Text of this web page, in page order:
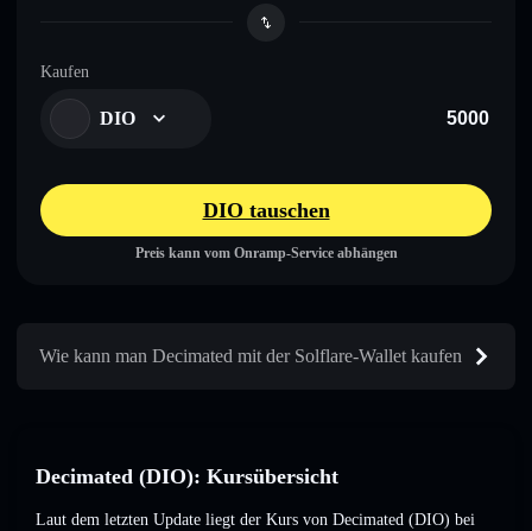
Kaufen
DIO
DIO tauschen
Preis kann vom Onramp-Service abhängen
Wie kann man Decimated mit der Solflare-Wallet kaufen
Decimated (DIO): Kursübersicht
Laut dem letzten Update liegt der Kurs von Decimated (DIO) bei